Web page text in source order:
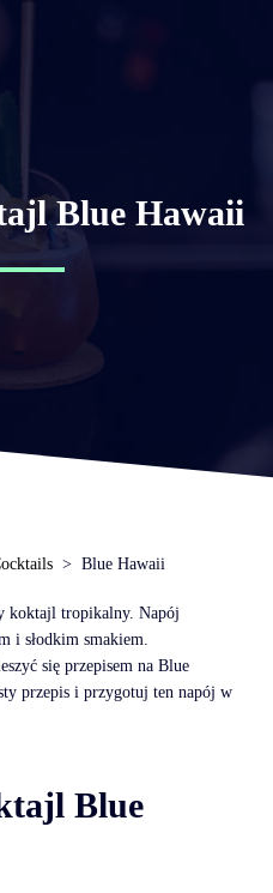
Blue Hawaii
Blue Hawaii
koktajl tropikalny. Napój
i słodkim smakiem.
się przepisem na Blue
przepis i przygotuj ten napój w
Blue